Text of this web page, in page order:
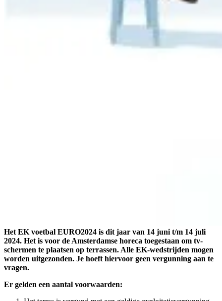
Het EK voetbal EURO2024 is dit jaar van 14 juni t/m 14 juli
2024. Het is voor de Amsterdamse horeca toegestaan om tv-
schermen te plaatsen op terrassen. Alle EK-wedstrijden mogen
worden uitgezonden. Je hoeft hiervoor geen vergunning aan te
vragen.
Er gelden een aantal voorwaarden: